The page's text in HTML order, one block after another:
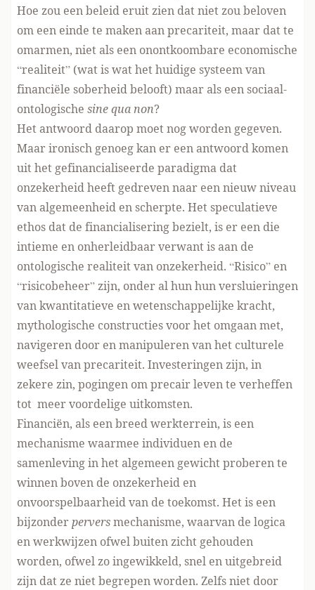
Hoe zou een beleid eruit zien dat niet zou beloven
om een einde te maken aan precariteit, maar dat te
omarmen, niet als een onontkoombare economische
“realiteit” (wat is wat het huidige systeem van
financiële soberheid belooft) maar als een sociaal-
ontologische sine qua non?
Het antwoord daarop moet nog worden gegeven.
Maar ironisch genoeg kan er een antwoord komen
uit het gefinancialiseerde paradigma dat
onzekerheid heeft gedreven naar een nieuw niveau
van algemeenheid en scherpte. Het speculatieve
ethos dat de financialisering bezielt, is er een die
intieme en onherleidbaar verwant is aan de
ontologische realiteit van onzekerheid. “Risico” en
“risicobeheer” zijn, onder al hun hun versluieringen
van kwantitatieve en wetenschappelijke kracht,
mythologische constructies voor het omgaan met,
navigeren door en manipuleren van het culturele
weefsel van precariteit. Investeringen zijn, in
zekere zin, pogingen om precair leven te verheffen
tot meer voordelige uitkomsten.
Financiën, als een breed werkterrein, is een
mechanisme waarmee individuen en de
samenleving in het algemeen gewicht proberen te
winnen boven de onzekerheid en
onvoorspelbaarheid van de toekomst. Het is een
bijzonderperversmechanisme, waarvan de logica
en werkwijzen ofwel buiten zicht gehouden
worden, ofwel zo ingewikkeld, snel en uitgebreid
zijn dat ze niet begrepen worden. Zelfs niet door